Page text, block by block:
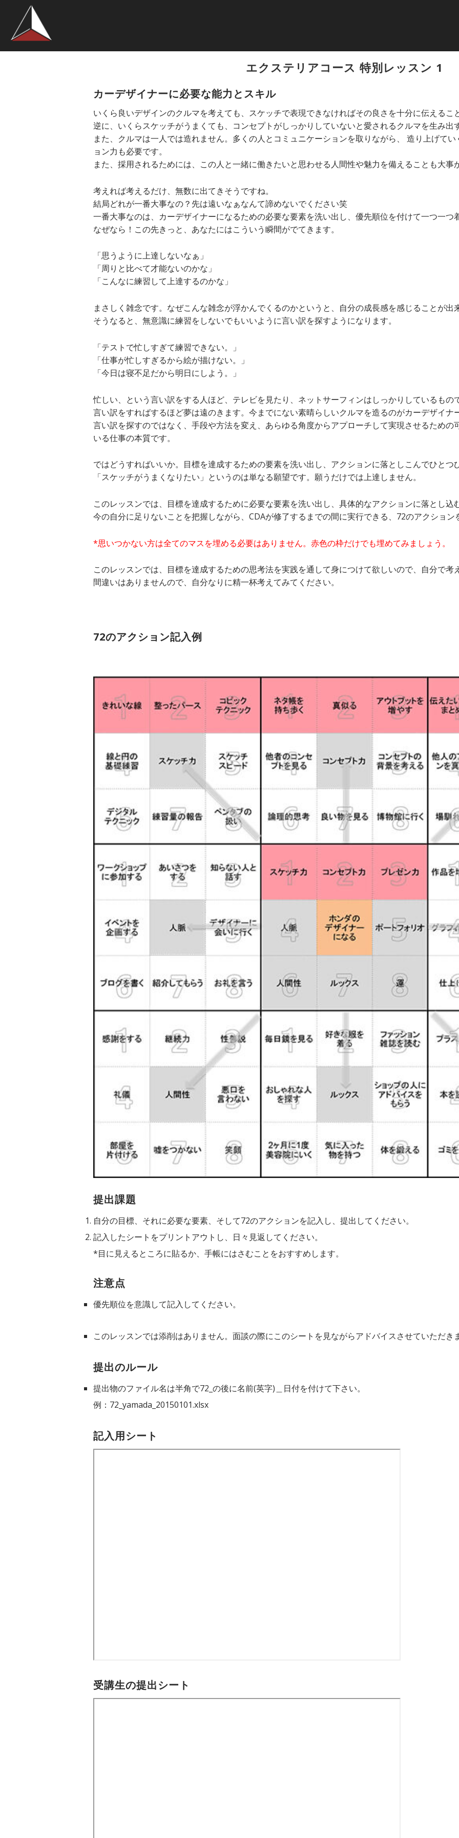
エクステリアコース 特別レッスン 1
カーデザイナーに必要な能力とスキル
いくら良いデザインのクルマを考えても、スケッチで表現できなければその良さを十分に伝えるこ
逆に、いくらスケッチがうまくても、コンセプトがしっかりしていないと愛されるクルマを生み出
また、クルマは一人では造れません。多くの人とコミュニケーションを取りながら、 造り上げて
ョン力も必要です。
また、採用されるためには、この人と一緒に働きたいと思わせる人間性や魅力を備えることも大事
考えれば考えるだけ、無数に出てきそうですね。
結局どれが一番大事なの？先は遠いなぁなんて諦めないでください笑
一番大事なのは、カーデザイナーになるための必要な要素を洗い出し、優先順位を付けて一つ一つ
なぜなら！この先きっと、あなたにはこういう瞬間がでてきます。
「思うように上達しないなぁ」
「周りと比べて才能ないのかな」
「こんなに練習して上達するのかな」
まさしく雑念です。なぜこんな雑念が浮かんでくるのかというと、自分の成長感を感じることが出
そうなると、無意識に練習をしないでもいいように言い訳を探すようになります。
「テストで忙しすぎて練習できない。」
「仕事が忙しすぎるから絵が描けない。」
「今日は寝不足だから明日にしよう。」
忙しい、という言い訳をする人ほど、テレビを見たり、ネットサーフィンはしっかりしているもの
言い訳をすればするほど夢は遠のきます。今までにない素晴らしいクルマを造るのがカーデザイナ
言い訳を探すのではなく、手段や方法を変え、あらゆる角度からアプローチして実現させるため
いる仕事の本質です。
ではどうすればいいか。目標を達成するための要素を洗い出し、アクションに落としこんでひとつ
「スケッチがうまくなりたい」というのは単なる願望です。願うだけでは上達しません。
このレッスンでは、目標を達成するために必要な要素を洗い出し、具体的なアクションに落とし
今の自分に足りないことを把握しながら、CDAが修了するまでの間に実行できる、72のアクショ
*思いつかない方は全てのマスを埋める必要はありません。赤色の枠だけでも埋めてみましょう。
このレッスンでは、目標を達成するための思考法を実践を通して身につけて欲しいので、自分で考
間違いはありませんので、自分なりに精一杯考えてみてください。
72のアクション記入例
提出課題
自分の目標、それに必要な要素、そして72のアクションを記入し、提出してください。
記入したシートをプリントアウトし、日々見返してください。
*目に見えるところに貼るか、手帳にはさむことをおすすめします。
注意点
優先順位を意識して記入してください。
このレッスンでは添削はありません。面談の際にこのシートを見ながらアドバイスさせていただき
提出のルール
提出物のファイル名は半角で72_の後に名前(英字)＿日付を付けて下さい。
例：72_yamada_20150101.xlsx
記入用シート
受講生の提出シート